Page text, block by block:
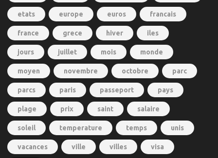
etats europe euros francais
france grece hiver iles
jours juillet mois monde
moyen novembre octobre parc
parcs paris passeport pays
plage prix saint salaire
soleil temperature temps unis
vacances ville villes visa